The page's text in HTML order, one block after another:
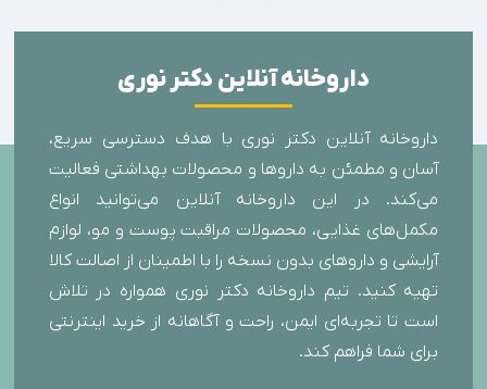
داروخانه آنلاین دکتر نوری
داروخانه آنلاین دکتر نوری با هدف دسترسی سریع،
آسان و مطمئن به داروها و محصولات بهداشتی فعالیت
می‌کند. در این داروخانه آنلاین می‌توانید انواع
مکمل‌های غذایی، محصولات مراقبت پوست و مو، لوازم
آرایشی و داروهای بدون نسخه را با اطمینان از اصالت کالا
تهیه کنید. تیم داروخانه دکتر نوری همواره در تلاش
است تا تجربه‌ای ایمن، راحت و آگاهانه از خرید اینترنتی
برای شما فراهم کند.